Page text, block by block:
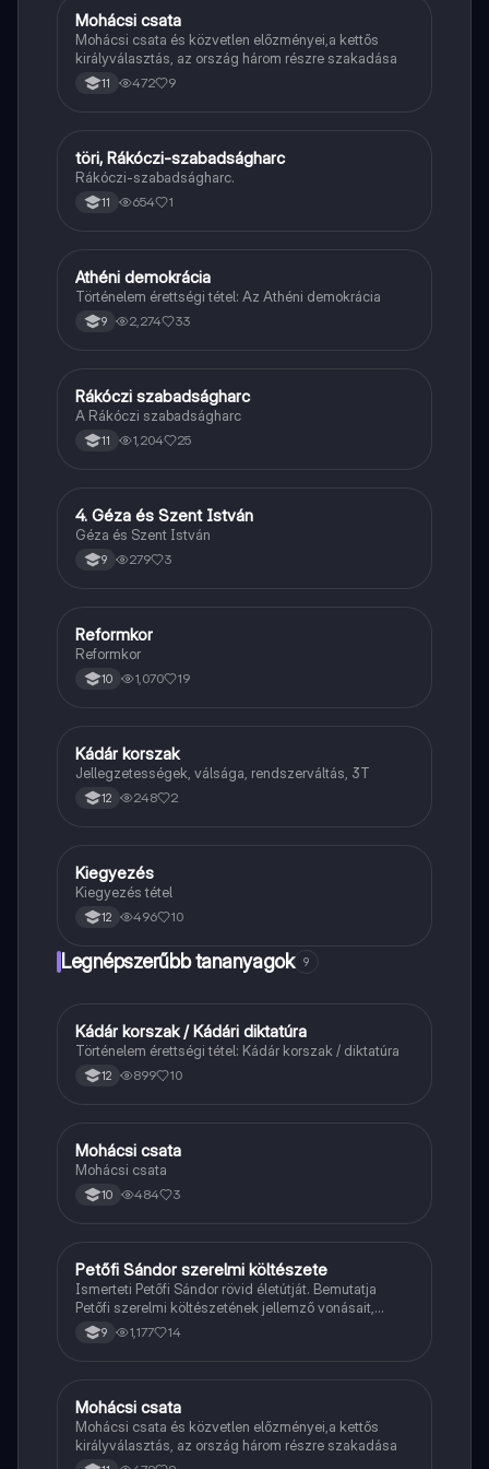
Töri
Mohácsi csata
Mohácsi csata és közvetlen előzményei,a kettős
királyválasztás, az ország három részre szakadása
11 472 9
Töri
töri, Rákóczi-szabadságharc
Rákóczi-szabadságharc.
11 654 1
Töri
Athéni demokrácia
Történelem érettségi tétel: Az Athéni demokrácia
9 2,274 33
Töri
Rákóczi szabadságharc
A Rákóczi szabadságharc
11 1,204 25
Töri
4. Géza és Szent István
Géza és Szent István
9 279 3
Töri
Reformkor
Reformkor
10 1,070 19
Töri
Kádár korszak
Jellegzetességek, válsága, rendszerváltás, 3T
12 248 2
Töri
Kiegyezés
Kiegyezés tétel
12 496 10
Legnépszerűbb tananyagok 9
Töri
Kádár korszak / Kádári diktatúra
Történelem érettségi tétel: Kádár korszak / diktatúra
12 899 10
Magyar
Mohácsi csata
Mohácsi csata
10 484 3
Magyar
Petőfi Sándor szerelmi költészete
Ismerteti Petőfi Sándor rövid életútját. Bemutatja
Petőfi szerelmi költészetének jellemző vonásait,
vereseinek ihletőit és külön kitér a hitvesi
költészetére.
9 1,177 14
Töri
Mohácsi csata
Mohácsi csata és közvetlen előzményei,a kettős
királyválasztás, az ország három részre szakadása